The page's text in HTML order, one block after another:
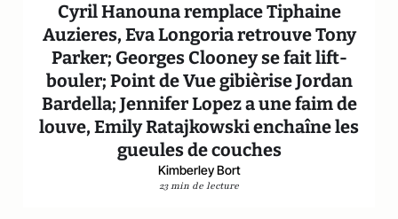
Cyril Hanouna remplace Tiphaine
Auzieres, Eva Longoria retrouve Tony
Parker; Georges Clooney se fait lift-
bouler; Point de Vue gibièrise Jordan
Bardella; Jennifer Lopez a une faim de
louve, Emily Ratajkowski enchaîne les
gueules de couches
Kimberley Bort
23 min de lecture